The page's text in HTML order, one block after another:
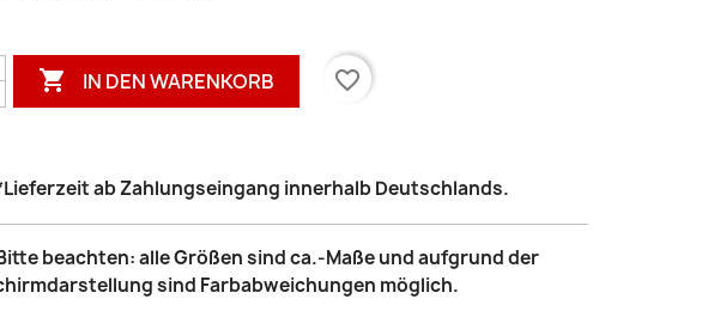
 IN DEN WARENKORB favorite_border
ab Zahlungseingang innerhalb Deutschlands.
beachten: alle Größen sind ca.-Maße und aufgrund der
sind Farbabweichungen möglich.